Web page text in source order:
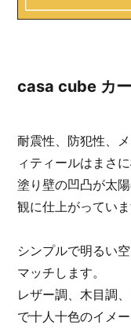
casa cube カ
耐震性、防犯性、
ィティールはまさに
塗り壁の凹凸が太
観に仕上がっていま
シンプルで明るい
マッチします。
レザー調、木目調
で十人十色のイメー